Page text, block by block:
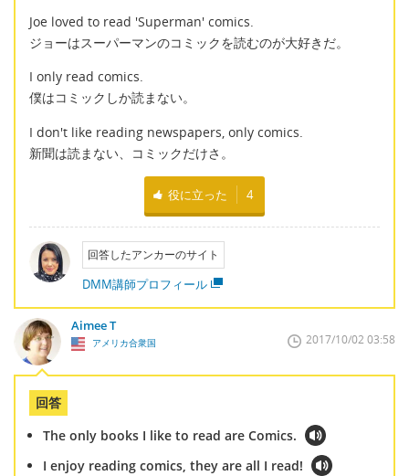
Joe loved to read 'Superman' comics.
ジョーはスーパーマンのコミックを読むのが大好きだ。
I only read comics.
僕はコミックしか読まない。
I don't like reading newspapers, only comics.
新聞は読まない、コミックだけさ。
役に立った 4
回答したアンカーのサイト
DMM講師プロフィール
Aimee T
アメリカ合衆国 2017/10/02 03:58
回答
The only books I like to read are Comics.
I enjoy reading comics, they are all I read!